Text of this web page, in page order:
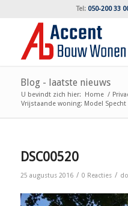
Tel: 050-200 33
Blog - laatste nieuws
U bevindt zich hier: Home /
Vrijstaande woning: Model Specht
DSC00520
25 augustus 2016 / 0 Reacties /